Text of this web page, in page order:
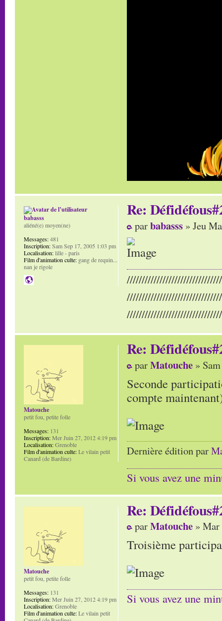
Re:
parbabasss » Jeu
babasss
aliéné(e) moyen(ne)
Messages:481
Inscription:Sam Sep 17, 2005 1:03 pm
Localisation:lille - paris
Film d'animation culte: gang de requin...
nan je rigole
Re:
parMatouche »
Seconde
compte
Dernière édition par
Si vous avez une
Matouche
petit fou, petite folle
Messages: 131
Inscription:Mer Juin 27, 2012 4:19 pm
Localisation:Grenoble
Film d'animation culte:Le vilain petit
Canard (de Bardine)
Re:
parMatouche » Mar
Troisième
Si vous avez une
Matouche
petit fou, petite folle
Messages: 131
Inscription:Mer Juin 27, 2012 4:19 pm
Localisation:Grenoble
Film d'animation culte:Le vilain petit